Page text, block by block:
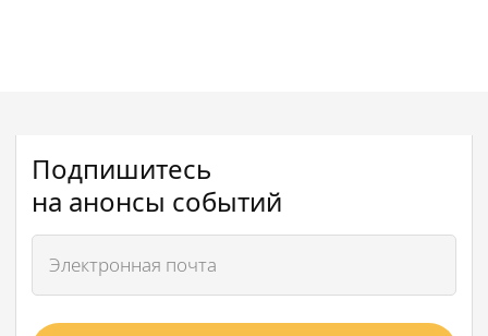
Подпишитесь
на анонсы событий